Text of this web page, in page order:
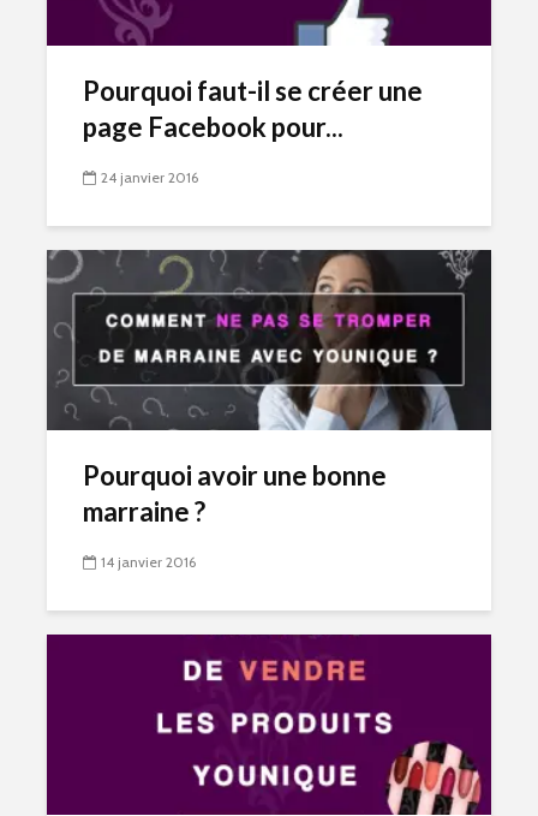
Pourquoi faut-il se créer une
page Facebook pour...
24 janvier 2016
Pourquoi avoir une bonne
marraine ?
14 janvier 2016